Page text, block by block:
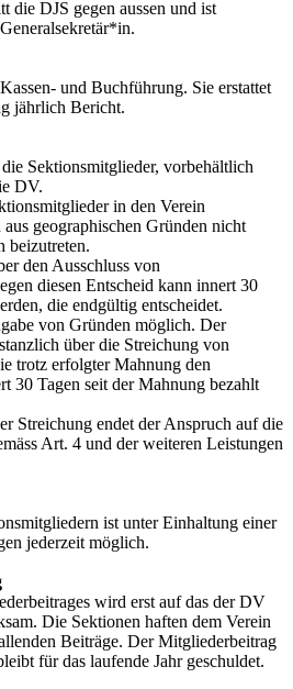
die DJS gegen aussen und ist
und Buchführung. Sie erstattet
jährlich Bericht.
Sektionsmitglieder, vorbehältlich
DV.
in den Verein
geographischen Gründen nicht
beizutreten.
den Ausschluss von
diesen Entscheid kann innert 30
die endgültig entscheidet.
von Gründen möglich. Der
über die Streichung von
trotz erfolgter Mahnung den
30 Tagen seit der Mahnung bezahlt
Streichung endet der Anspruch auf die
Art. 4 und der weiteren Leistungen
ist unter Einhaltung einer
jederzeit möglich.
wird erst auf das der DV
Die Sektionen haften dem Verein
Beiträge. Der Mitgliederbeitrag
für das laufende Jahr geschuldet.